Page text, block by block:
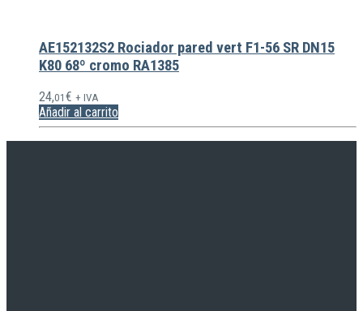
AE152132S2 Rociador pared vert F1-56 SR DN15
K80 68º cromo RA1385
24,01 € + IVA
Añadir al carrito